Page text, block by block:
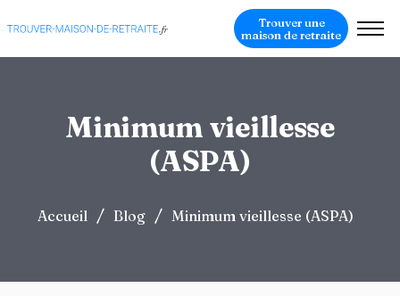
Trouver une
maison de retraite
Minimum vieillesse
(ASPA)
Accueil / Blog / Minimum vieillesse (ASPA)